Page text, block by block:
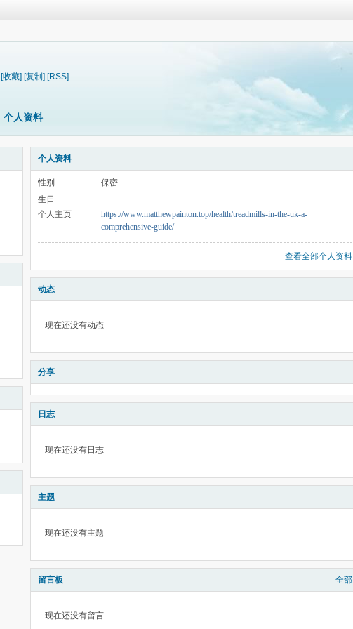
[收藏] [复制] [RSS]
个人资料
个人资料
性别
保密
生日
个人主页
https://www.matthewpainton.top/health/treadmills-in-the-uk-a-
comprehensive-guide/
查看全部个人资料
动态
现在还没有动态
分享
日志
现在还没有日志
主题
现在还没有主题
留言板 全部
现在还没有留言